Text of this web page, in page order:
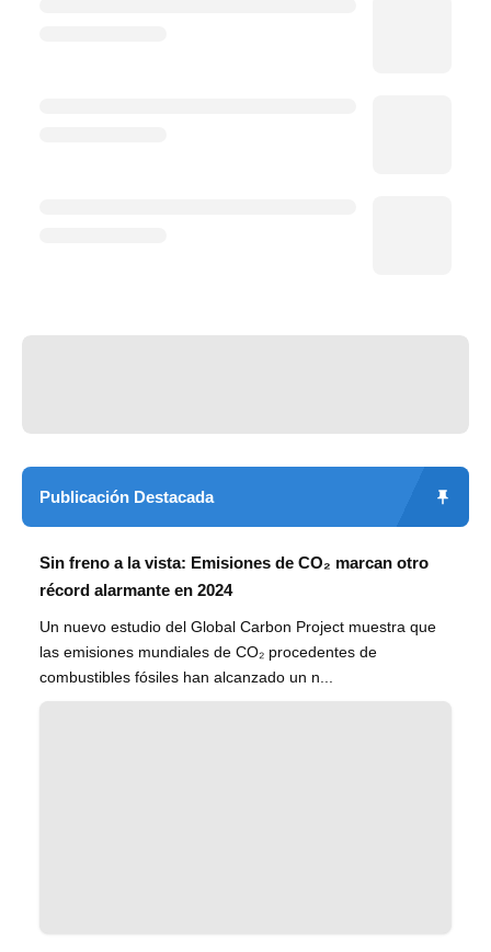
Publicación Destacada
Sin freno a la vista: Emisiones de CO₂ marcan otro
récord alarmante en 2024
Un nuevo estudio del Global Carbon Project muestra que
las emisiones mundiales de CO₂ procedentes de
combustibles fósiles han alcanzado un n...